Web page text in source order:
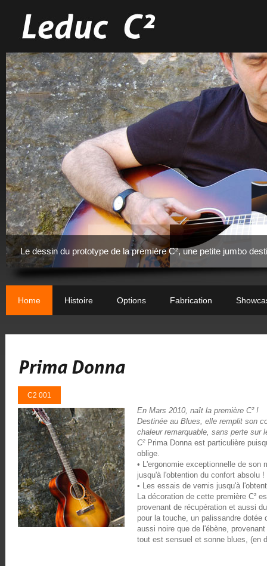
Le dessin du prototype de la première C², une petite jumbo
Home Histoire Options Fabrication
C2 001
En Mars 2010, naît la première C² !
Destinée au Blues, elle remplit son
chaleur remarquable, sans perte sur
C² Prima Donna est particulière
oblige.
• L'ergonomie exceptionnelle de son
jusqu'à l'obtention du confort absolu !
• Les essais de vernis jusqu'à
La décoration de cette première C²
provenant de récupération et aussi
pour la touche, un palissandre dotée
aussi noire que de l'ébène,
tout est sensuel et sonne blues, (en